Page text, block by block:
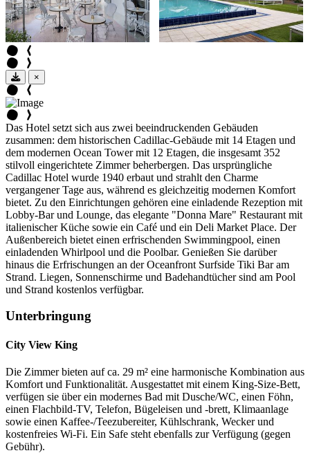
×
Das Hotel setzt sich aus zwei beeindruckenden Gebäuden
zusammen: dem historischen Cadillac-Gebäude mit 14 Etagen und
dem modernen Ocean Tower mit 12 Etagen, die insgesamt 352
stilvoll eingerichtete Zimmer beherbergen. Das ursprüngliche
Cadillac Hotel wurde 1940 erbaut und strahlt den Charme
vergangener Tage aus, während es gleichzeitig modernen Komfort
bietet. Zu den Einrichtungen gehören eine einladende Rezeption mit
Lobby-Bar und Lounge, das elegante "Donna Mare" Restaurant mit
italienischer Küche sowie ein Café und ein Deli Market Place. Der
Außenbereich bietet einen erfrischenden Swimmingpool, einen
einladenden Whirlpool und die Poolbar. Genießen Sie darüber
hinaus die Erfrischungen an der Oceanfront Surfside Tiki Bar am
Strand. Liegen, Sonnenschirme und Badehandtücher sind am Pool
und Strand kostenlos verfügbar.
Unterbringung
City View King
Die Zimmer bieten auf ca. 29 m² eine harmonische Kombination aus
Komfort und Funktionalität. Ausgestattet mit einem King-Size-Bett,
verfügen sie über ein modernes Bad mit Dusche/WC, einen Föhn,
einen Flachbild-TV, Telefon, Bügeleisen und -brett, Klimaanlage
sowie einen Kaffee-/Teezubereiter, Kühlschrank, Wecker und
kostenfreies Wi-Fi. Ein Safe steht ebenfalls zur Verfügung (gegen
Gebühr).